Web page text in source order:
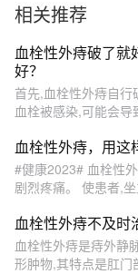
相关推荐
血栓性外痔破了就
好？
首先,血栓性外痔自
血栓被感染,可能会
血栓性外痔，用这
#健康2023# 血栓性
剧烈疼痛。 使患者,
血栓性外痔不及时
血栓性外痔是痔外静
形肿物,其特点是肛门